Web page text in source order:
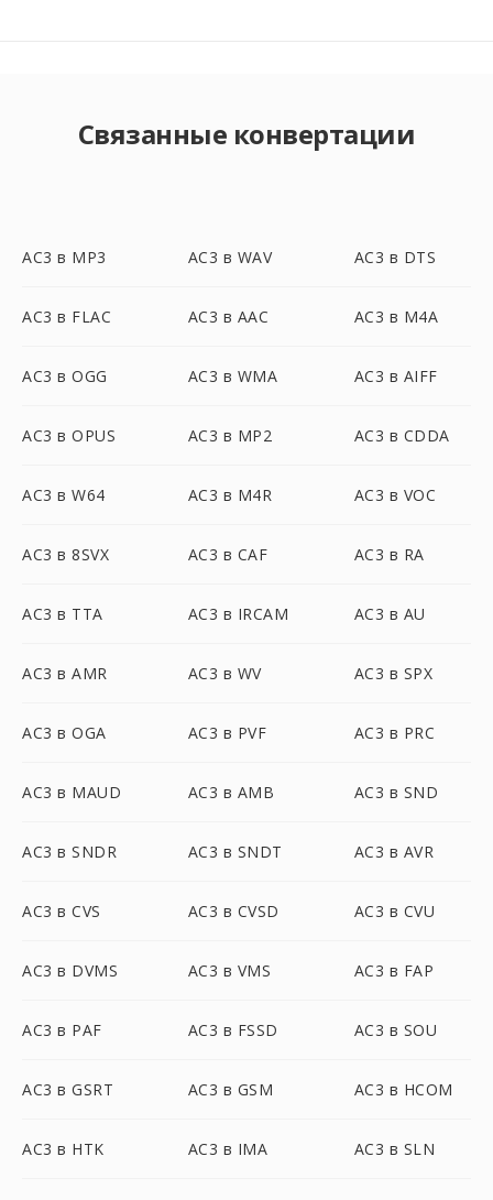
Связанные конвертации
AC3 в MP3 AC3 в WAV AC3 в DTS
AC3 в FLAC AC3 в AAC AC3 в M4A
AC3 в OGG AC3 в WMA AC3 в AIFF
AC3 в OPUS AC3 в MP2 AC3 в CDDA
AC3 в W64 AC3 в M4R AC3 в VOC
AC3 в 8SVX AC3 в CAF AC3 в RA
AC3 в TTA AC3 в IRCAM AC3 в AU
AC3 в AMR AC3 в WV AC3 в SPX
AC3 в OGA AC3 в PVF AC3 в PRC
AC3 в MAUD AC3 в AMB AC3 в SND
AC3 в SNDR AC3 в SNDT AC3 в AVR
AC3 в CVS AC3 в CVSD AC3 в CVU
AC3 в DVMS AC3 в VMS AC3 в FAP
AC3 в PAF AC3 в FSSD AC3 в SOU
AC3 в GSRT AC3 в GSM AC3 в HCOM
AC3 в HTK AC3 в IMA AC3 в SLN